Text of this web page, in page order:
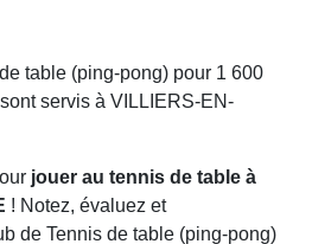
table (ping-pong) pour 1 600
servis à VILLIERS-EN-
jouer au tennis de table à
! Notez, évaluez et
de Tennis de table (ping-pong)